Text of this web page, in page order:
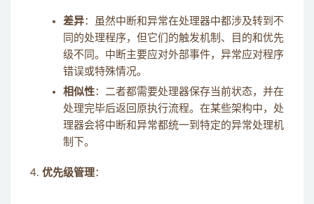
差异：虽然中断和异常在处理器中都涉及转到不
同的处理程序，但它们的触发机制、目的和优先
级不同。中断主要应对外部事件，异常应对程序
错误或特殊情况。
相似性：二者都需要处理器保存当前状态，并在
处理完毕后返回原执行流程。在某些架构中，处
理器会将中断和异常都统一到特定的异常处理机
制下。
优先级管理：